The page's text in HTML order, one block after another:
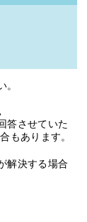
。
答させていた
もあります。
解決する場合